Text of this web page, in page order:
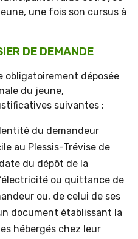
une fois son cursus à
DE DEMANDE
obligatoirement déposée
du jeune,
suivantes :
du demandeur
au Plessis-Trévise de
du dépôt de la
ou quittance de
ou, de celui de ses
document établissant la
hébergés chez leur